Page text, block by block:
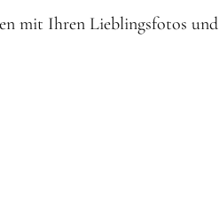
mit Ihren Lieblingsfotos und